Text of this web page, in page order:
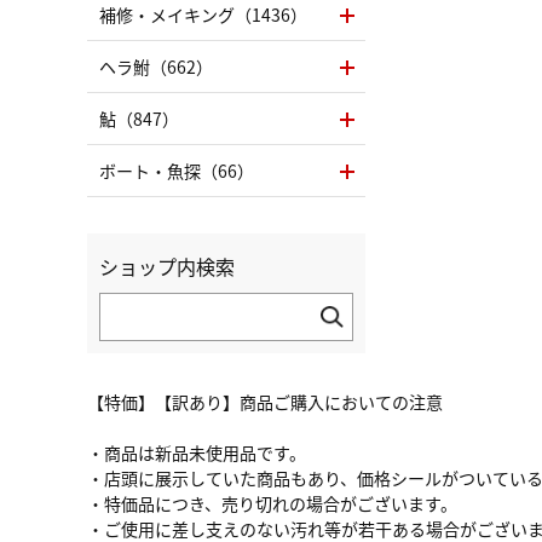
【特価】【訳あり】商品ご購入においての注意
・商品は新品未使用品です。
・店頭に展示していた商品もあり、価格シールがついている
・特価品につき、売り切れの場合がございます。
・ご使用に差し支えのない汚れ等が若干ある場合がございま
補修・メイキング（1436）
ヘラ鮒（662）
鮎（847）
ボート・魚探（66）
ショップ内検索